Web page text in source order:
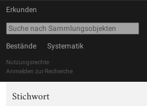
Erkunden
Bestände Systematik
Nutzungsrechte
Anmelden zur Recherche
Stichwort